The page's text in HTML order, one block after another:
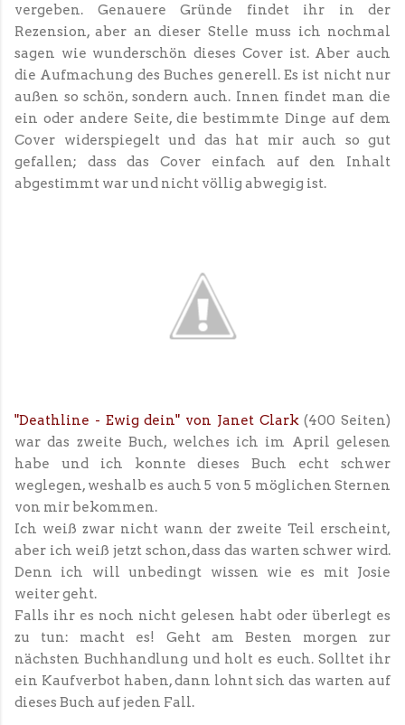
vergeben. Genauere Gründe findet ihr in der
Rezension, aber an dieser Stelle muss ich nochmal
sagen wie wunderschön dieses Cover ist. Aber auch
die Aufmachung des Buches generell. Es ist nicht nur
außen so schön, sondern auch. Innen findet man die
ein oder andere Seite, die bestimmte Dinge auf dem
Cover widerspiegelt und das hat mir auch so gut
gefallen; dass das Cover einfach auf den Inhalt
abgestimmt war und nicht völlig abwegig ist.
"Deathline - Ewig dein" von Janet Clark (400 Seiten)
war das zweite Buch, welches ich im April gelesen
habe und ich konnte dieses Buch echt schwer
weglegen, weshalb es auch 5 von 5 möglichen Sternen
von mir bekommen.
Ich weiß zwar nicht wann der zweite Teil erscheint,
aber ich weiß jetzt schon, dass das warten schwer wird.
Denn ich will unbedingt wissen wie es mit Josie
weiter geht.
Falls ihr es noch nicht gelesen habt oder überlegt es
zu tun: macht es! Geht am Besten morgen zur
nächsten Buchhandlung und holt es euch. Solltet ihr
ein Kaufverbot haben, dann lohnt sich das warten auf
dieses Buch auf jeden Fall.